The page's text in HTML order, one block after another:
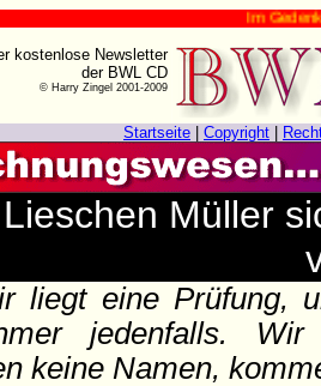
Im Gedenken
kostenlose Newsletter
der BWL CD
© Harry Zingel 2001-2009
Startseite Copyright
Müller
liegt eine Prüfung,
jedenfalls.
keine Namen,